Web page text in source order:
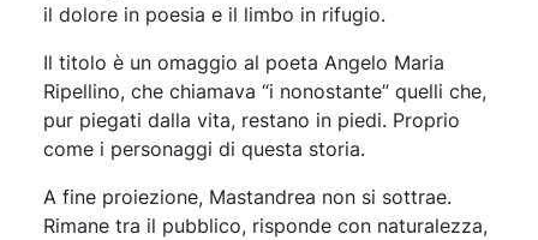
il dolore in poesia e il limbo in rifugio.
Il titolo è un omaggio al poeta Angelo Maria
Ripellino, che chiamava “i nonostante” quelli che,
pur piegati dalla vita, restano in piedi. Proprio
come i personaggi di questa storia.
A fine proiezione, Mastandrea non si sottrae.
Rimane tra il pubblico, risponde con naturalezza,